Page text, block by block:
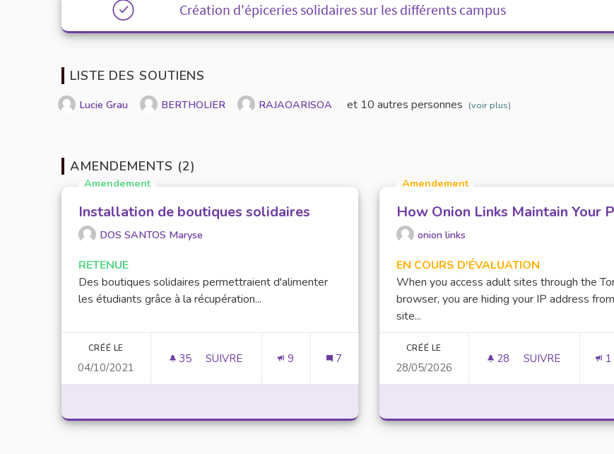
Création d'épiceries solidaires sur les différents campus
LISTE DES SOUTIENS
Lucie Grau BERTHOLIER RAJAOARISOA et 10 autres personnes (voir plus)
AMENDEMENTS (2)
Amendement
Installation de boutiques solidaires
DOS SANTOS Maryse
RETENUE
Des boutiques solidaires permettraient d'alimenter
les étudiants grâce à la récupération...
CRÉÉ LE
04/10/2021
35 35 ABONNÉS
SUIVRE
INSTALLATION DE BOUTIQUES SOLIDAIRES
9 7
Amendement
How Onion Links Maintain Your
onion links
EN COURS D'ÉVALUATION
When you access adult sites through the
browser, you are hiding your IP address
site...
CRÉÉ LE
28/05/2026
28 28 ABONNÉS
SUIVRE 1